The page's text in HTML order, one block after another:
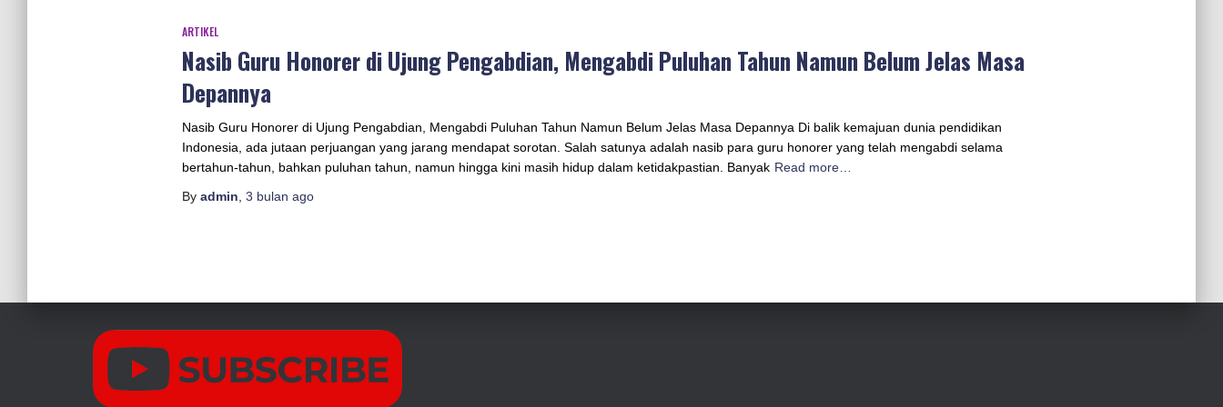
ARTIKEL
Nasib Guru Honorer di Ujung Pengabdian, Mengabdi Puluhan Tahun Namun Belum Jelas Masa
Depannya
Nasib Guru Honorer di Ujung Pengabdian, Mengabdi Puluhan Tahun Namun Belum Jelas Masa Depannya Di balik kemajuan dunia pendidikan
Indonesia, ada jutaan perjuangan yang jarang mendapat sorotan. Salah satunya adalah nasib para guru honorer yang telah mengabdi selama
bertahun-tahun, bahkan puluhan tahun, namun hingga kini masih hidup dalam ketidakpastian. Banyak Read more…
By admin 3 bulan ago